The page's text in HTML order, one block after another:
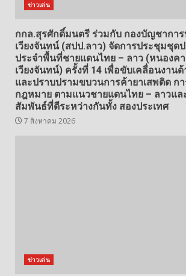
ข่าวเด่น
กกล.สุรศักดิ์มนตรี ร่วมกับ กองบัญชากา
เวียงจันทน์ (สปป.ลาว) จัดการประชุมชุด
ประจำพื้นที่ชายแดนไทย – ลาว (หนองค
เวียงจันทน์) ครั้งที่ 14 เพื่อขับเคลื่อนงาน
และปราบปรามขบวนการค้ายาเสพติด ก
กฎหมาย ตามแนวชายแดนไทย – ลาวแล
สัมพันธ์ที่ดีระหว่างกันทั้ง สองประเทศ
7 สิงหาคม 2026
ข่าวเด่น